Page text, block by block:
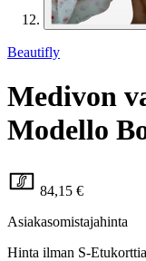
Beautifly
Medivon
Modello
84,15 €
Asiakasomistajahinta
Hinta ilman S-